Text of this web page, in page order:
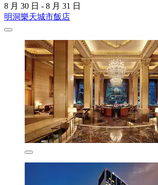
8 月 30 日 - 8 月 31 日
明洞樂天城市飯店